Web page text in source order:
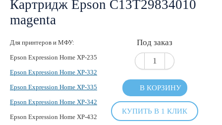
Картридж Epson C13T29834010
magenta
Для принтеров и МФУ:
Epson Expression Home XP-235
Epson Expression Home XP-332
Epson Expression Home XP-335
Epson Expression Home XP-342
Epson Expression Home XP-432
Под заказ
В КОРЗИНУ
КУПИТЬ В 1 КЛИК